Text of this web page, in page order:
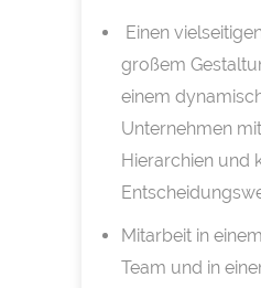
Einen
großem
einem
Unternehmen
Hierarchien und
Mitarbeit in
Team und in